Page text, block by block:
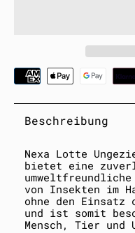
i
s
Beschreibung
Nexa Lotte
bietet eine
von Insekten im
ohne den Einsatz
und ist somit
Mensch, Tier und